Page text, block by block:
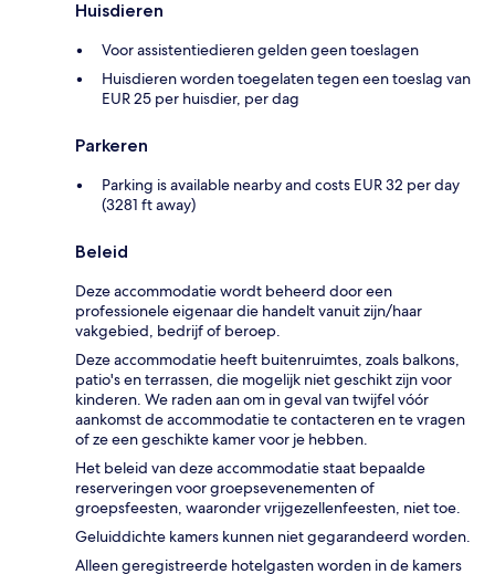
Huisdieren
Voor assistentiedieren gelden geen toeslagen
Huisdieren worden toegelaten tegen een toeslag van
EUR 25 per huisdier, per dag
Parkeren
Parking is available nearby and costs EUR 32 per day
(3281 ft away)
Beleid
Deze accommodatie wordt beheerd door een
professionele eigenaar die handelt vanuit zijn/haar
vakgebied, bedrijf of beroep.
Deze accommodatie heeft buitenruimtes, zoals balkons,
patio's en terrassen, die mogelijk niet geschikt zijn voor
kinderen. We raden aan om in geval van twijfel vóór
aankomst de accommodatie te contacteren en te vragen
of ze een geschikte kamer voor je hebben.
Het beleid van deze accommodatie staat bepaalde
reserveringen voor groepsevenementen of
groepsfeesten, waaronder vrijgezellenfeesten, niet toe.
Geluiddichte kamers kunnen niet gegarandeerd worden.
Alleen geregistreerde hotelgasten worden in de kamers